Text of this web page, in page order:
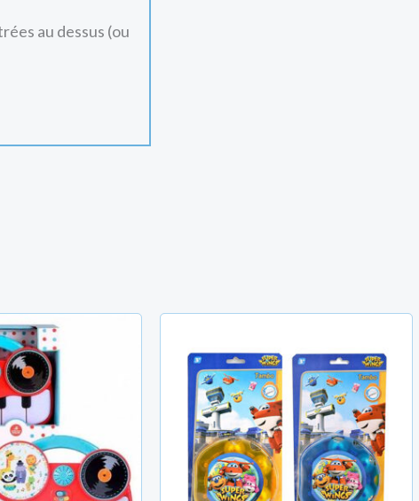
au dessus (ou